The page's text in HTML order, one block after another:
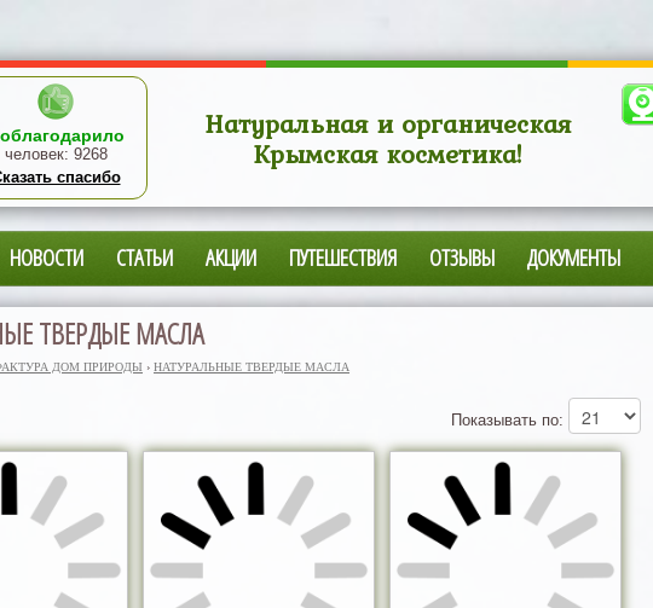
человек: 9268
спасибо
Натуральная и органическая
Крымская косметика!
НОВОСТИ СТАТЬИ АКЦИИ ПУТЕШЕСТВИЯ ОТЗЫВЫ ДОКУМЕНТЫ
ТВЕРДЫЕ МАСЛА
ДОМ ПРИРОДЫ › НАТУРАЛЬНЫЕ ТВЕРДЫЕ МАСЛА
Показывать по: